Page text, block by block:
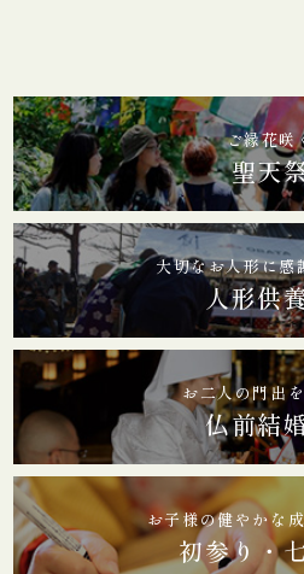
ご縁花咲
聖天
大切なお人形に感
人形供
お二人の門出
仏前結
お子様の健やかな
初参り・